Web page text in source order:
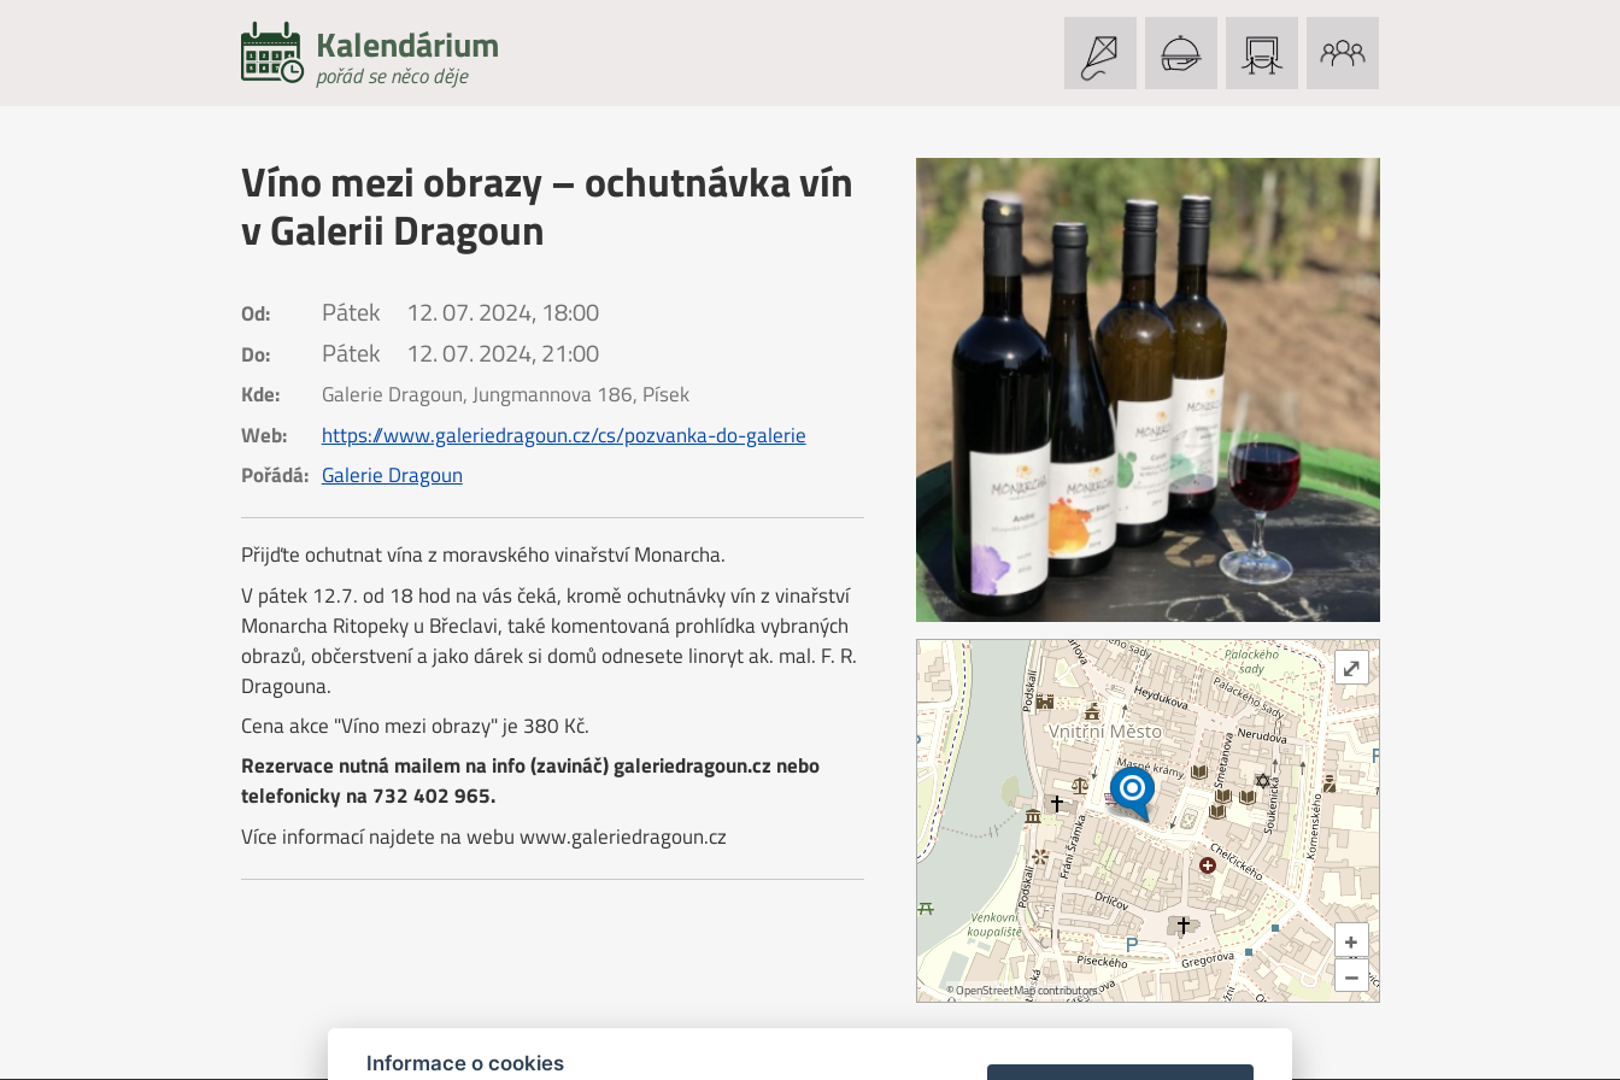
Kalendárium
pořád se něco děje
Víno mezi obrazy – ochutnávka vín
v Galerii Dragoun
Od: Pátek 12. 07. 2024, 18:00
Do: Pátek 12. 07. 2024, 21:00
Kde:
Galerie Dragoun, Jungmannova 186, Písek
Web:
https://www.galeriedragoun.cz/cs/pozvanka-do-galerie
Pořádá: Galerie Dragoun
Přijďte ochutnat vína z moravského vinařství Monarcha.
V pátek 12.7. od 18 hod na vás čeká, kromě ochutnávky vín z vinařství
Monarcha Ritopeky u Břeclavi, také komentovaná prohlídka vybraných
obrazů, občerstvení a jako dárek si domů odnesete linoryt ak. mal. F. R.
Dragouna.
Cena akce "Víno mezi obrazy" je 380 Kč.
Rezervace nutná mailem na info (zavináč) galeriedragoun.cz nebo
telefonicky na 732 402 965.
Více informací najdete na webu www.galeriedragoun.cz
+
–
©OpenStreetMapcontributors.
⤢
Informace o cookies